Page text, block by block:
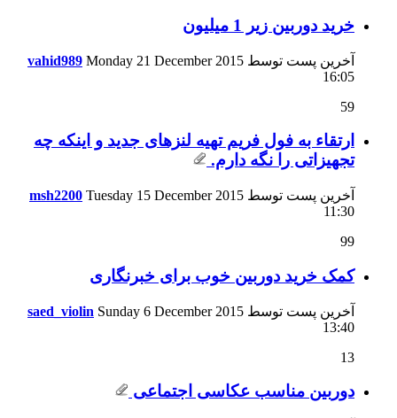
خرید دوربین زیر 1 میلیون
آخرین پست توسط vahid989 Monday 21 December 2015
16:05
59
ارتقاء به فول فریم تهیه لنزهای جدید و اینکه چه
تجهیزاتی را نگه دارم.
آخرین پست توسط msh2200 Tuesday 15 December 2015
11:30
99
کمک خريد دوربين خوب برای خبرنگاری
آخرین پست توسط saed_violin Sunday 6 December 2015
13:40
13
دوربین مناسب عکاسی اجتماعی